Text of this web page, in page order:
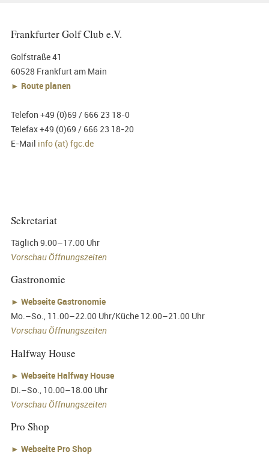
Frankfurter Golf Club e.V.
Golfstraße 41
60528 Frankfurt am Main
► Route planen
Telefon +49 (0)69 / 666 23 18-0
Telefax +49 (0)69 / 666 23 18-20
E-Mail info (at) fgc.de
Sekretariat
Täglich 9.00–17.00 Uhr
Vorschau Öffnungszeiten
Gastronomie
► Webseite Gastronomie
Mo.–So., 11.00–22.00 Uhr/Küche 12.00–21.00 Uhr
Vorschau Öffnungszeiten
Halfway House
► Webseite Halfway House
Di.–So., 10.00–18.00 Uhr
Vorschau Öffnungszeiten
Pro Shop
► Webseite Pro Shop